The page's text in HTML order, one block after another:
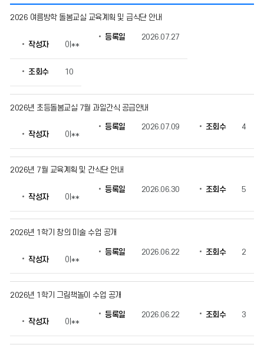
료
게
번
호,
조
수
확
인
2026 여름방학 돌봄교실 교육계획 및 급식단 안내
작성자 이**
등록일 2026.07.27
조회수 10
2026년 초등돌봄교실 7월 과일간식 공급안내
작성자 이**
등록일 2026.07.09 조회수 4
2026년 7월 교육계획 및 간식단 안내
작성자 이**
등록일 2026.06.30 조회수 5
2026년 1학기 창의 미술 수업 공개
작성자 이**
등록일 2026.06.22 조회수 2
2026년 1학기 그림책놀이 수업 공개
작성자 이**
등록일 2026.06.22 조회수 3